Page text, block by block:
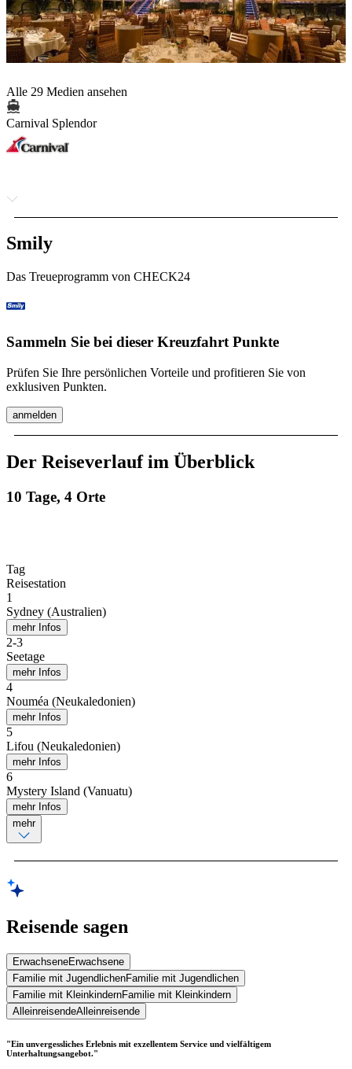
Alle 29 Medien ansehen
Carnival Splendor
Smily
Das Treueprogramm von CHECK24
Sammeln Sie bei dieser Kreuzfahrt Punkte
Prüfen Sie Ihre persönlichen Vorteile und profitieren Sie von
exklusiven Punkten.
anmelden
Der Reiseverlauf im Überblick
10 Tage, 4 Orte
Tag
Reisestation
1
Sydney (Australien)
mehr Infos
2-3
Seetage
mehr Infos
4
Nouméa (Neukaledonien)
mehr Infos
5
Lifou (Neukaledonien)
mehr Infos
6
Mystery Island (Vanuatu)
mehr Infos
mehr
Reisende sagen
ErwachseneErwachsene
Familie mit JugendlichenFamilie mit Jugendlichen
Familie mit KleinkindernFamilie mit Kleinkindern
AlleinreisendeAlleinreisende
"Ein unvergessliches Erlebnis mit exzellentem Service und vielfältigem
Unterhaltungsangebot."